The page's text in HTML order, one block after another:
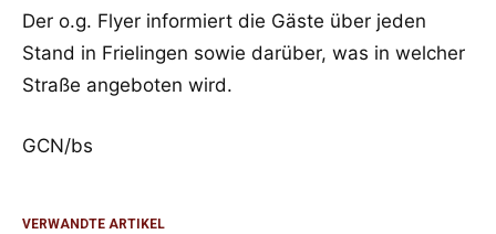
Der o.g. Flyer informiert die Gäste über jeden
Stand in Frielingen sowie darüber, was in welcher
Straße angeboten wird.
GCN/bs
VERWANDTE ARTIKEL